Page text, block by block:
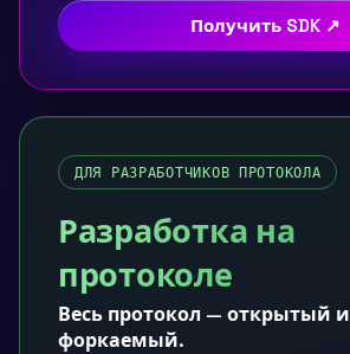
Получить SDK ↗
ДЛЯ РАЗРАБОТЧИКОВ ПРОТОКОЛА
Разработка на
протоколе
Весь протокол — открытый и
форкаемый.